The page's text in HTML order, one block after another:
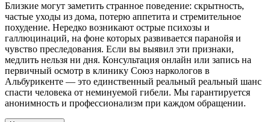
Близкие могут заметить странное поведение: скрытность,
частые уходы из дома, потерю аппетита и стремительное
похудение. Нередко возникают острые психозы и
галлюцинаций, на фоне которых развивается паранойя и
чувство преследования. Если вы выявил эти признаки,
медлить нельзя ни дня. Консультация онлайн или запись на
первичный осмотр в клинику Союз наркологов в
Альбурикенте — это единственный реальный реальный шанс
спасти человека от неминуемой гибели. Мы гарантируется
анонимность и профессионализм при каждом обращении.